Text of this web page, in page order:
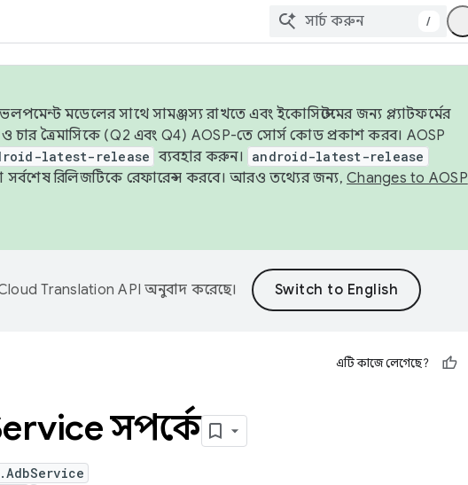
/
মডেলের সাথে সামঞ্জস্য রাখতে এবং ইকোসিস্টেমের জন্য প্ল্যাটফর্মের
ও চার ত্রৈমাসিকে (Q2 এবং Q4) AOSP-তে সোর্স কোড প্রকাশ করব। AOSP
latest-release ব্যবহার করুন। android-latest-release
সর্বশেষ রিলিজটিকে রেফারেন্স করবে। আরও তথ্যের জন্য, Changes to AOSP
Translation API অনুবাদ করেছে।
এটি কাজে লেগেছে?
সম্পর্কে